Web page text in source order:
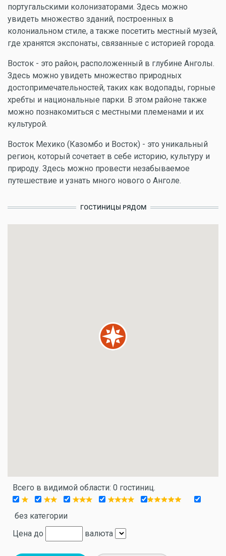
португальскими колонизаторами. Здесь можно
увидеть множество зданий, построенных в
колониальном стиле, а также посетить местный музей,
где хранятся экспонаты, связанные с историей города.
Восток - это район, расположенный в глубине Анголы.
Здесь можно увидеть множество природных
достопримечательностей, таких как водопады, горные
хребты и национальные парки. В этом районе также
можно познакомиться с местными племенами и их
культурой.
Восток Мехико (Казомбо и Восток) - это уникальный
регион, который сочетает в себе историю, культуру и
природу. Здесь можно провести незабываемое
путешествие и узнать много нового о Анголе.
ГОСТИНИЦЫ РЯДОМ
Всего в видимой области: 0 гостиниц.
без категории
Цена до
валюта